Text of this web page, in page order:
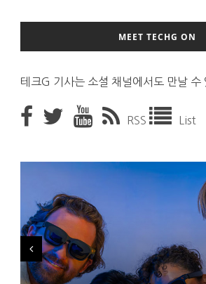
MEET TECHG ON
테크G 기사는 소셜 채널에서도 만날 수
RSS List